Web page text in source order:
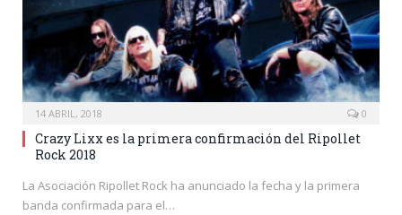
14 ABRIL, 2018 0
Crazy Lixx es la primera confirmación del Ripollet
Rock 2018
La Asociación Ripollet Rock ha anunciado la fecha y la primera
banda confirmada para el…